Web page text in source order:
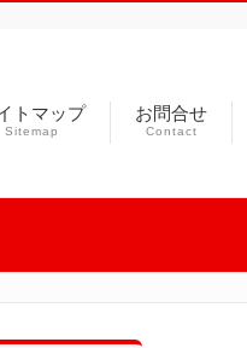
トマップ
Sitemap
お問合せ
Contact